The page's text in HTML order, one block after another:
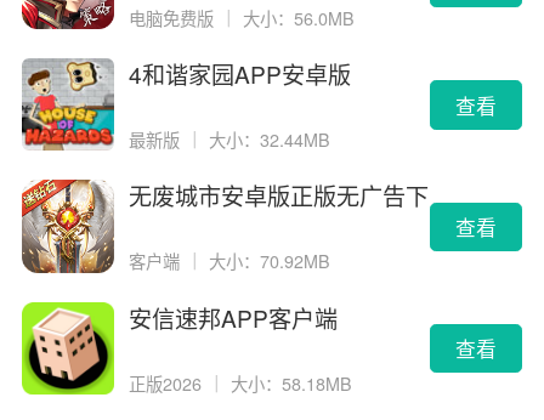
电脑免费版 ｜ 大小：56.0MB
4和谐家园APP安卓版
最新版 大小：32.44MB
查看
无废城市安卓版正版无广告下
客户端 大小：70.92MB
查看
安信速邦APP客户端
正版2026 ｜ 大小：58.18MB
查看